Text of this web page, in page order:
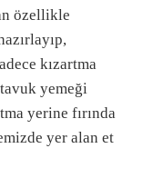
özellikle
kızartma
yemeği
yerine fırında
yer alan et